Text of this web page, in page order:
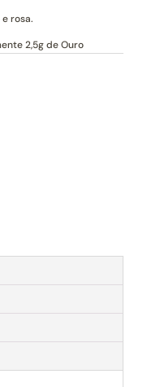
rosa.
2,5g de Ouro